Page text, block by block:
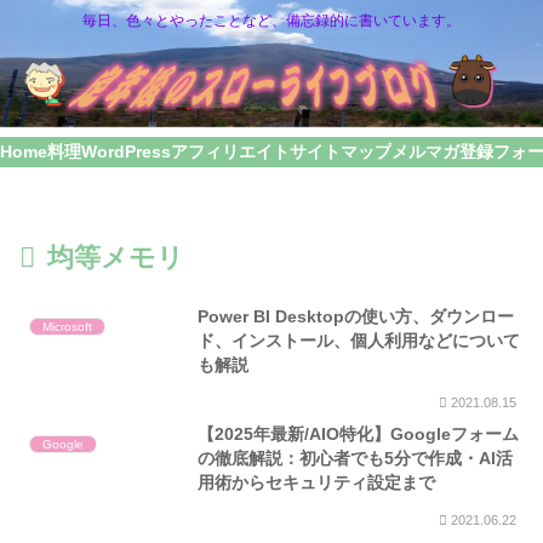
毎日、色々とやったことなど、備忘録的に書いています。
Home料理WordPressアフィリエイトサイトマップメルマガ登録フォ
均等メモリ
Microsoft
Power BI Desktopの使い方、ダウンロー
ド、インストール、個人利用などについて
も解説
2021.08.15
Google
【2025年最新/AIO特化】Googleフォーム
の徹底解説：初心者でも5分で作成・AI活
用術からセキュリティ設定まで
2021.06.22